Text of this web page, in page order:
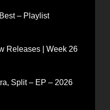
– Playlist
Releases | Week 26
Split – EP – 2026